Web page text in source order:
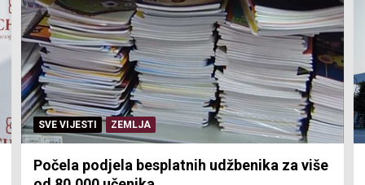
SVE VIJESTI ZEMLJA
Počela podjela besplatnih udžbenika za više